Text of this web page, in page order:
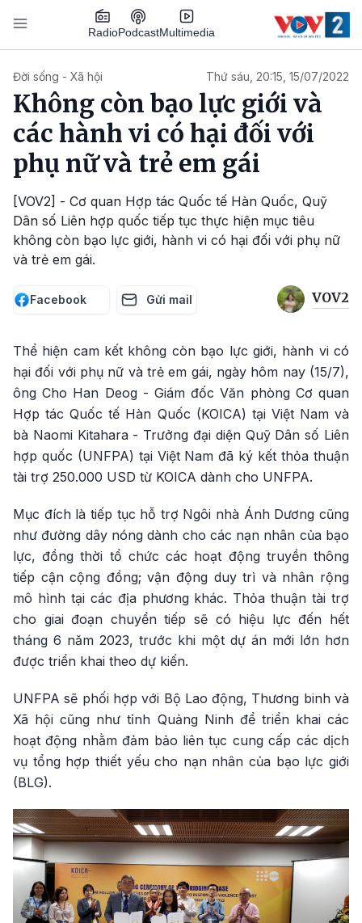
Nhảy đến nội dung
RadioPodcastMultimedia
Đời sống - Xã hội Thứ sáu, 20:15, 15/07/2022
Không còn bạo lực giới và
các hành vi có hại đối với
phụ nữ và trẻ em gái
[VOV2] - Cơ quan Hợp tác Quốc tế Hàn Quốc, Quỹ
Dân số Liên hợp quốc tiếp tục thực hiện mục tiêu
không còn bạo lực giới, hành vi có hại đối với phụ nữ
và trẻ em gái.
Facebook Gửi mail VOV2
Thể hiện cam kết không còn bạo lực giới, hành vi có
hại đối với phụ nữ và trẻ em gái, ngày hôm nay (15/7),
ông Cho Han Deog - Giám đốc Văn phòng Cơ quan
Hợp tác Quốc tế Hàn Quốc (KOICA) tại Việt Nam và
bà Naomi Kitahara - Trưởng đại diện Quỹ Dân số Liên
hợp quốc (UNFPA) tại Việt Nam đã ký kết thỏa thuận
tài trợ 250.000 USD từ KOICA dành cho UNFPA.
Mục đích là tiếp tục hỗ trợ Ngôi nhà Ánh Dương cũng
như đường dây nóng dành cho các nạn nhân của bạo
lực, đồng thời tổ chức các hoạt động truyền thông
tiếp cận cộng đồng; vận động duy trì và nhân rộng
mô hình tại các địa phương khác. Thỏa thuận tài trợ
cho giai đoạn chuyển tiếp sẽ có hiệu lực đến hết
tháng 6 năm 2023, trước khi một dự án mới lớn hơn
được triển khai theo dự kiến.
UNFPA sẽ phối hợp với Bộ Lao động, Thương binh và
Xã hội cũng như tỉnh Quảng Ninh để triển khai các
hoạt động nhằm đảm bảo liên tục cung cấp các dịch
vụ tổng hợp thiết yếu cho nạn nhân của bạo lực giới
(BLG).